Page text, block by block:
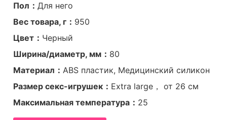
Пол： Для него
Вес товара, г： 950
Цвет： Черный
Ширина/диаметр, мм： 80
Материал： ABS пластик, Медицинский силикон
Размер секс-игрушек： Extra large， от 26 см
Максимальная температура： 25